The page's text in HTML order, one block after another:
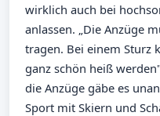
wirklich auch bei
anlassen. „Die Anzüge
tragen. Bei einem Sturz
ganz schön heiß
die Anzüge gäbe es
Sport mit Skiern und